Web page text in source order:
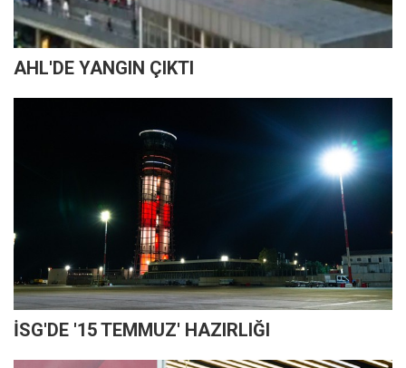
AHL'DE YANGIN ÇIKTI
İSG'DE '15 TEMMUZ' HAZIRLIĞI